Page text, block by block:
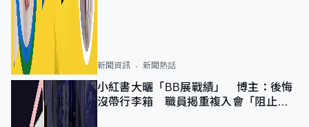
新聞資訊 新聞熱話
小紅書大曬「BB展戰績」 博主：後悔
沒帶行李箱 職員揭重複入會「阻止唔